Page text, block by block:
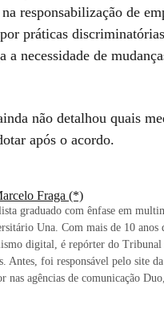
responsabilização de
práticas
a necessidade de
não detalhou quais
após o acordo.
Fraga (*)
graduado com ênfase em
Una. Com mais de 10 anos
digital, é repórter do Tribunal
Antes, foi responsável pelo site
nas agências de comunicação